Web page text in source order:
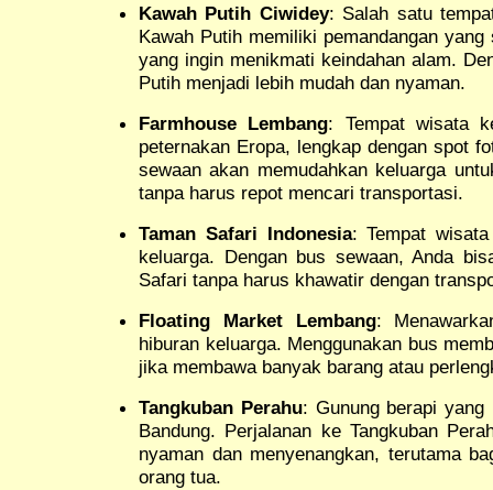
Kawah Putih Ciwidey: Salah satu
Kawah Putih memiliki pemandangan
yang ingin menikmati keindahan alam.
Putih menjadi lebih mudah dan nyaman.
Farmhouse Lembang: Tempat wisata
peternakan Eropa, lengkap dengan spot
sewaan akan memudahkan keluarga
tanpa harus repot mencari transportasi.
Taman Safari Indonesia: Tempat
keluarga. Dengan bus sewaan, Anda
Safari tanpa harus khawatir dengan
Floating Market Lembang:
hiburan keluarga. Menggunakan bus
jika membawa banyak barang atau
Tangkuban Perahu: Gunung berapi
Bandung. Perjalanan ke Tangkuban
nyaman dan menyenangkan, terutama
orang tua.